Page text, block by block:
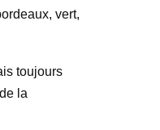
vert,
toujours
la